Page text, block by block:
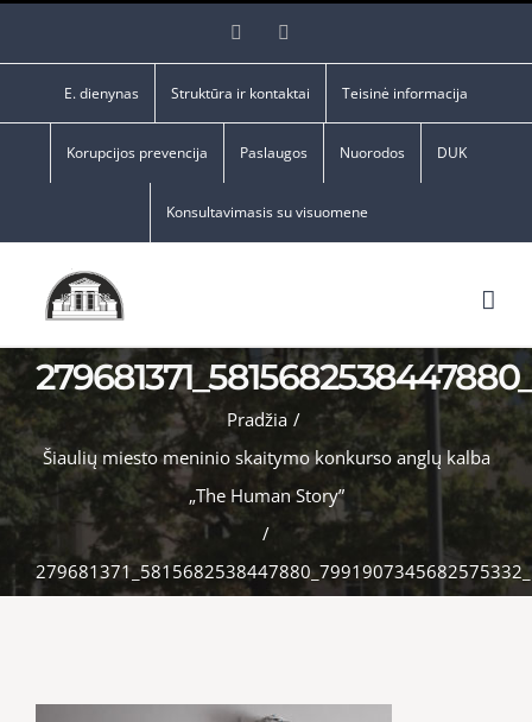
Facebook
E. dienynas Struktūra ir kontaktai Teisinė informacija
Korupcijos prevencija Paslaugos Nuorodos DUK
Konsultavimasis su visuomene
Pradžia /
Šiaulių miesto meninio skaitymo konkurso anglų kalba
„The Human Story”
/